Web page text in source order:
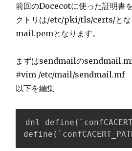
前回のDocecotに使った証明書
クトリは/etc/pki/tls/certs/とな
mail.pemとなります。
まずはsendmailのsendmail.mf
#vim /etc/mail/sendmail.mf
以下を編集
dnl